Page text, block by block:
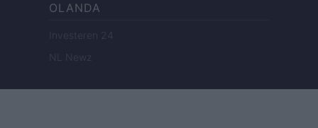
OLANDA
Investeren 24
NL Newz